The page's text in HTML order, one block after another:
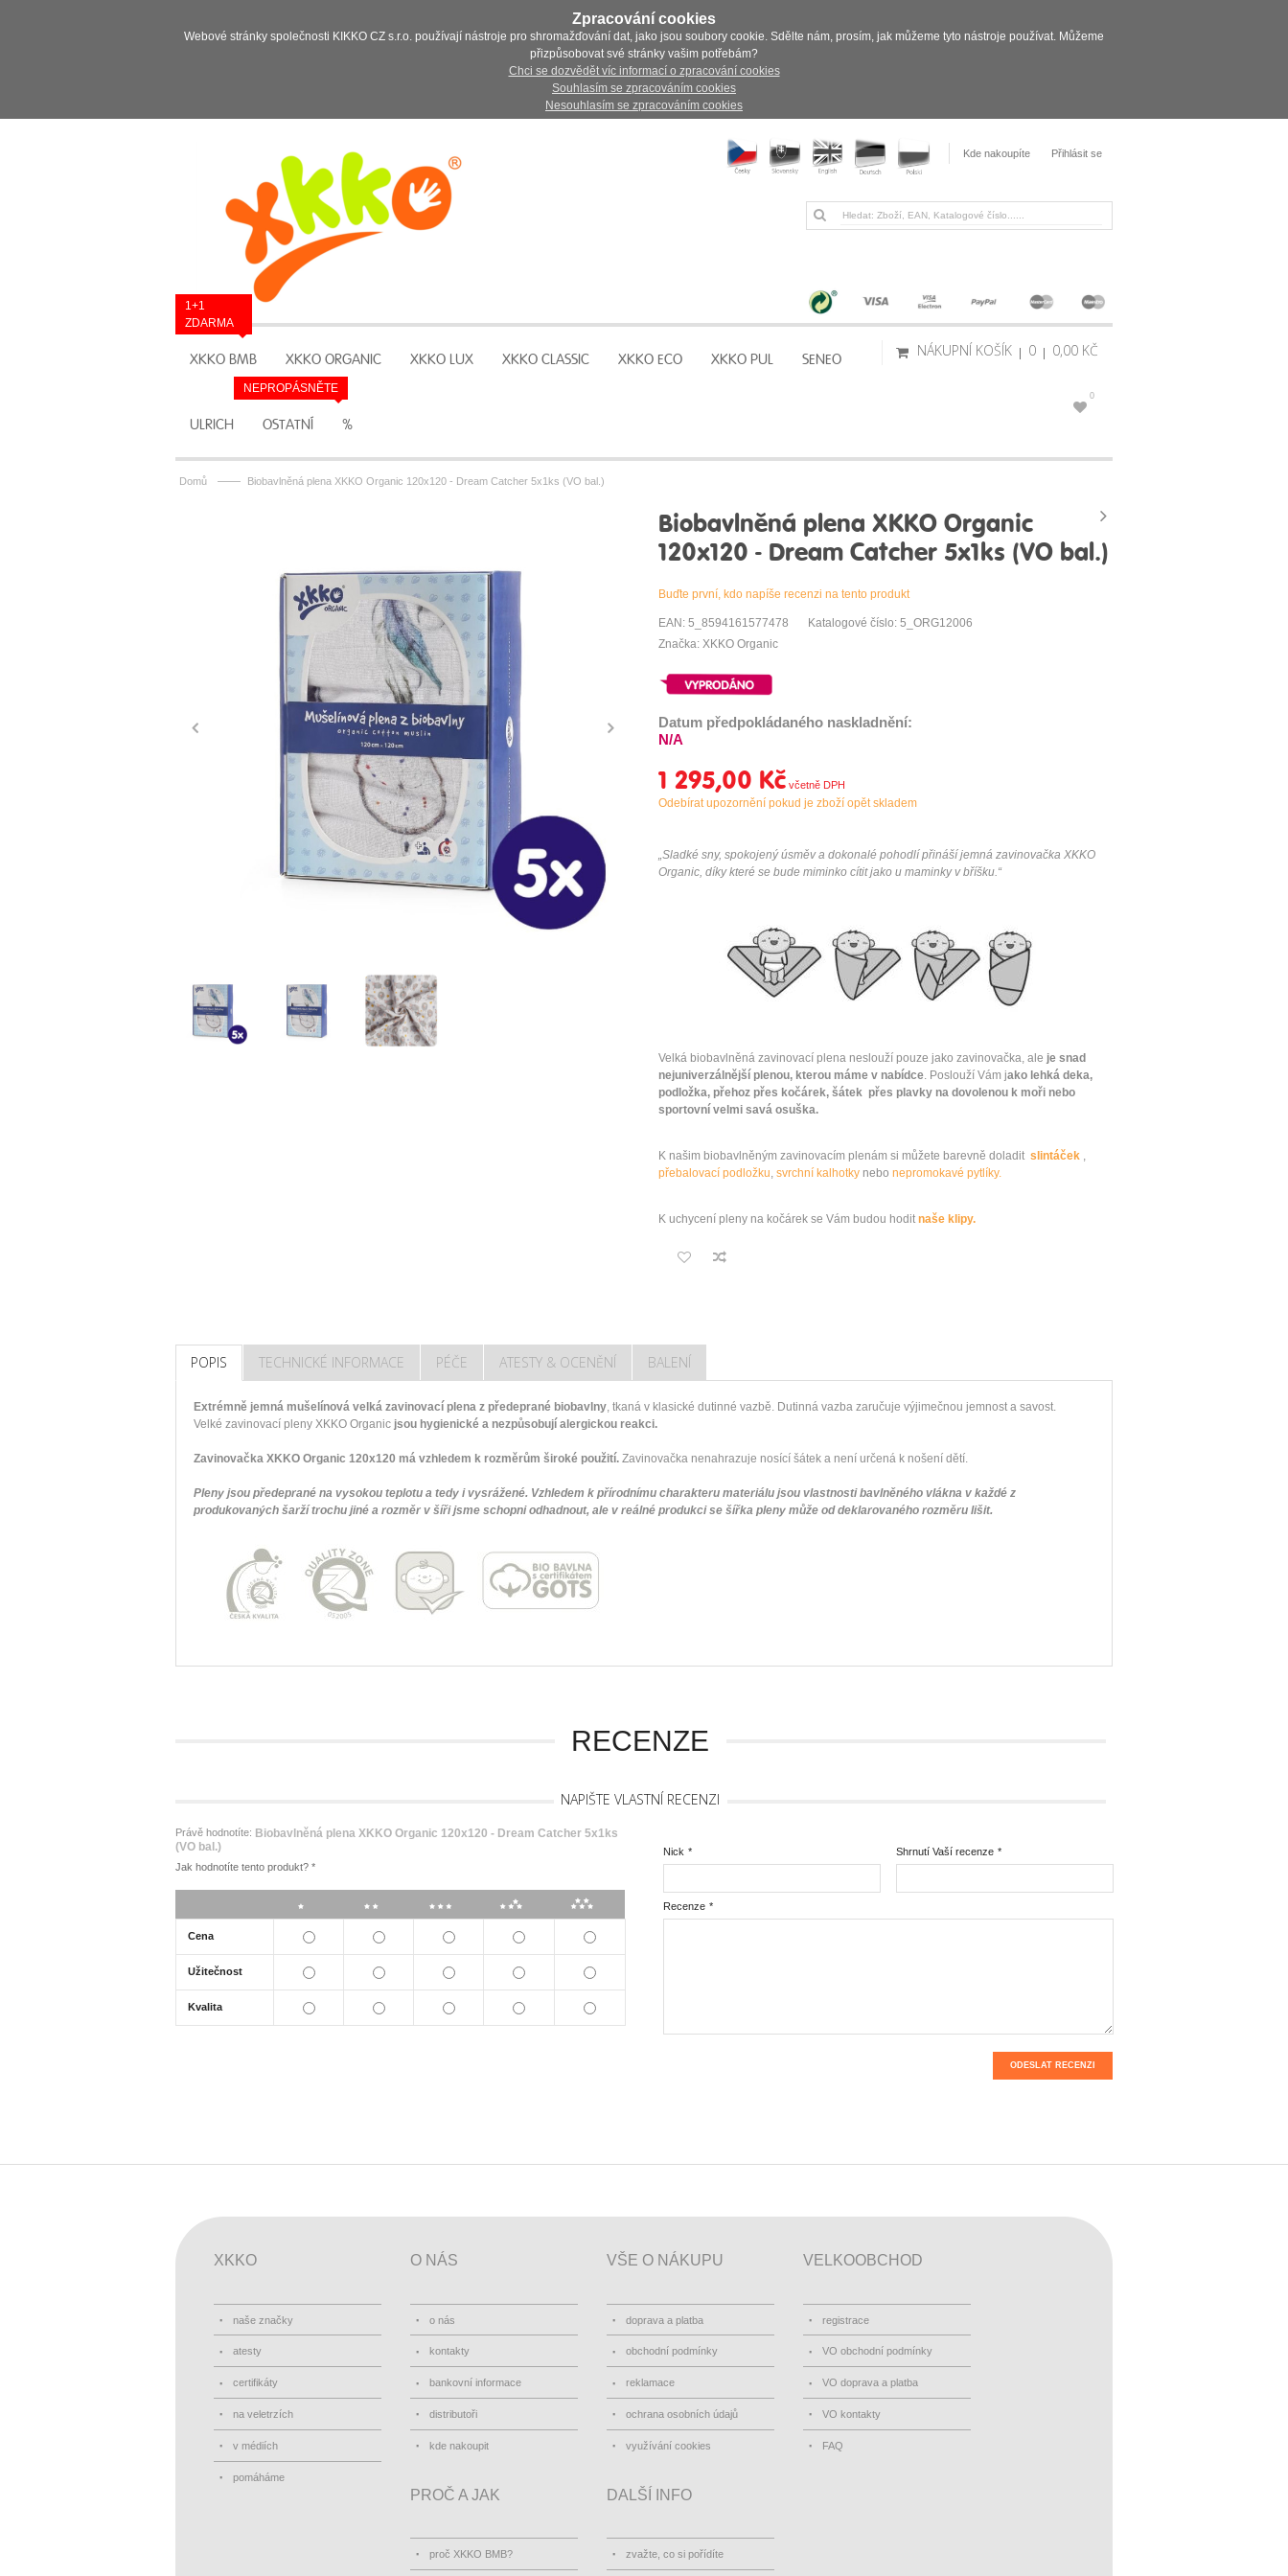
Zpracování cookies
Webové stránky společnosti KIKKO CZ s.r.o. používají nástroje pro shromažďování dat, jako jsou soubory cookie. Sdělte nám, prosím, jak můžeme tyto nástroje používat. Můžeme
přizpůsobovat své stránky vašim potřebám?
Chci se dozvědět víc informací o zpracování cookies
Souhlasím se zpracováním cookies
Nesouhlasím se zpracováním cookies
Kde nakoupíte Přihlásit se
XKKO BMB
1+1
ZDARMA
XKKO ORGANIC XKKO LUX XKKO CLASSIC XKKO ECO XKKO PUL SENEO
ULRICH OSTATNÍ %
NEPROPÁSNĚTE
NÁKUPNÍ KOŠÍK 0 0,00 KČ
0
Domů —— Biobavlněná plena XKKO Organic 120x120 - Dream Catcher 5x1ks (VO bal.)
Biobavlněná plena XKKO Organic
120x120 - Dream Catcher 5x1ks (VO bal.)
Buďte první, kdo napíše recenzi na tento produkt
EAN: 5_8594161577478
Katalogové číslo: 5_ORG12006
Značka: XKKO Organic
Datum předpokládaného naskladnění:
N/A
1 295,00 Kč
Odebírat upozornění pokud je zboží opět skladem
„Sladké sny, spokojený úsměv a dokonalé pohodlí přináší jemná zavinovačka XKKO
Organic, díky které se bude miminko cítit jako u maminky v bříšku.“
Velká biobavlněná zavinovací plena neslouží pouze jako zavinovačka, ale je snad
nejuniverzálnější plenou, kterou máme v nabídce. Poslouží Vám jako lehká deka,
podložka, přehoz přes kočárek, šátek přes plavky na dovolenou k moři nebo
sportovní velmi savá osuška.
K našim biobavlněným zavinovacím plenám si můžete barevně doladit slintáček ,
přebalovací podložku, svrchní kalhotky nebo nepromokavé pytlíky.
K uchycení pleny na kočárek se Vám budou hodit naše klipy.
POPIS TECHNICKÉ INFORMACE PÉČE ATESTY & OCENĚNÍ BALENÍ
Extrémně jemná mušelínová velká zavinovací plena z předeprané biobavlny, tkaná v klasické dutinné vazbě. Dutinná vazba zaručuje výjimečnou jemnost a savost.
Velké zavinovací pleny XKKO Organic jsou hygienické a nezpůsobují alergickou reakci.
Zavinovačka XKKO Organic 120x120 má vzhledem k rozměrům široké použití. Zavinovačka nenahrazuje nosící šátek a není určená k nošení dětí.
Pleny jsou předeprané na vysokou teplotu a tedy i vysrážené. Vzhledem k přírodnímu charakteru materiálu jsou vlastnosti bavlněného vlákna v každé z
produkovaných šarží trochu jiné a rozměr v šíři jsme schopni odhadnout, ale v reálné produkci se šířka pleny může od deklarovaného rozměru lišit.
RECENZE
NAPIŠTE VLASTNÍ RECENZI
Právě hodnotíte: Biobavlněná plena XKKO Organic 120x120 - Dream Catcher 5x1ks
(VO bal.)
Jak hodnotíte tento produkt? *
Cena
Užitečnost
Kvalita
*
Nick *
Shrnutí Vaší recenze
*
Recenze
ODESLAT RECENZI
XKKO
naše značky
atesty
certifikáty
na veletrzích
v médiích
pomáháme
O NÁS
o nás
kontakty
bankovní informace
distributoři
kde nakoupit
VŠE O NÁKUPU
doprava a platba
obchodní podmínky
reklamace
ochrana osobních údajů
využívání cookies
VELKOOBCHOD
registrace
VO obchodní podmínky
VO doprava a platba
VO kontakty
FAQ
PROČ A JAK
proč XKKO BMB?
DALŠÍ INFO
zvažte, co si pořídíte